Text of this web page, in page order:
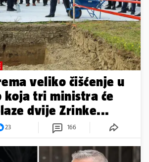
veliko čišćenje u
će
dvije Zrinke...
23 166